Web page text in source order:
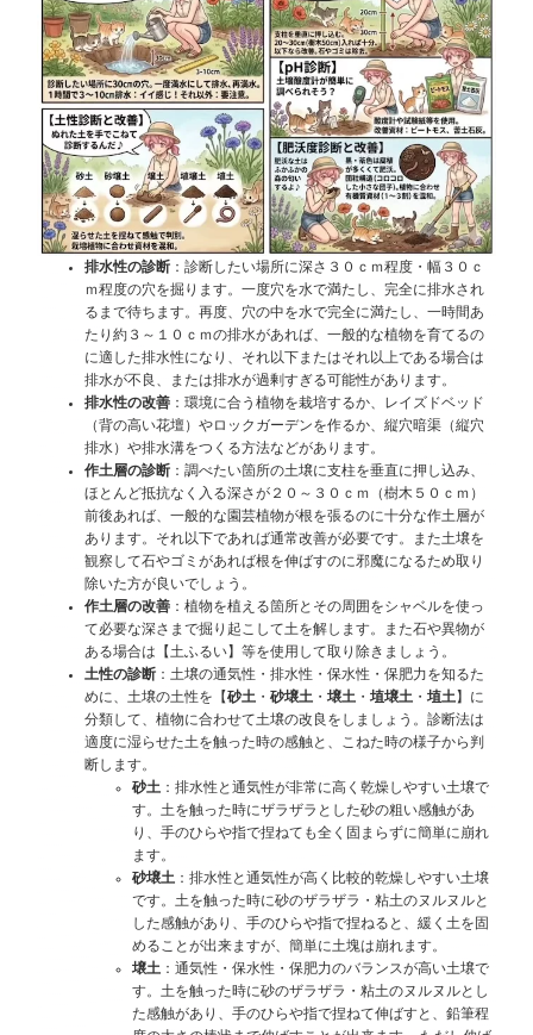
排水性の診断 ：診断したい場所に深さ３０ｃｍ程度・幅３０ｃ
ｍ程度の穴を掘ります。一度穴を水で満たし、完全に排水され
るまで待ちます。再度、穴の中を水で完全に満たし、一時間あ
たり約３～１０ｃｍの排水があれば、一般的な植物を育てるの
に適した排水性になり、それ以下またはそれ以上である場合は
排水が不良、または排水が過剰すぎる可能性があります。
排水性の改善 ：環境に合う植物を栽培するか、レイズドベッド
（背の高い花壇）やロックガーデンを作るか、縦穴暗渠（縦穴
排水）や排水溝をつくる方法などがあります。
作土層の診断 ：調べたい箇所の土壌に支柱を垂直に押し込み、
ほとんど抵抗なく入る深さが２０～３０ｃｍ（樹木５０ｃｍ）
前後あれば、一般的な園芸植物が根を張るのに十分な作土層が
あります。それ以下であれば通常改善が必要です。また土壌を
観察して石やゴミがあれば根を伸ばすのに邪魔になるため取り
除いた方が良いでしょう。
作土層の改善 ：植物を植える箇所とその周囲をシャベルを使っ
て必要な深さまで掘り起こして土を解します。また石や異物が
ある場合は【土ふるい】等を使用して取り除きましょう。
土性の診断 ：土壌の通気性・排水性・保水性・保肥力を知るた
めに、土壌の土性を【砂土 ・砂壌土 ・壌土 ・埴壌土 ・埴土】に
分類して、植物に合わせて土壌の改良をしましょう。診断法は
適度に湿らせた土を触った時の感触と、こねた時の様子から判
断します。
砂土 ：排水性と通気性が非常に高く乾燥しやすい土壌で
す。土を触った時にザラザラとした砂の粗い感触があ
り、手のひらや指で捏ねても全く固まらずに簡単に崩れ
ます。
砂壌土 ：排水性と通気性が高く比較的乾燥しやすい土壌
です。土を触った時に砂のザラザラ・粘土のヌルヌルと
した感触があり、手のひらや指で捏ねると、緩く土を固
めることが出来ますが、簡単に土塊は崩れます。
壌土 ：通気性・保水性・保肥力のバランスが高い土壌で
す。土を触った時に砂のザラザラ・粘土のヌルヌルとし
た感触があり、手のひらや指で捏ねて伸ばすと、鉛筆程